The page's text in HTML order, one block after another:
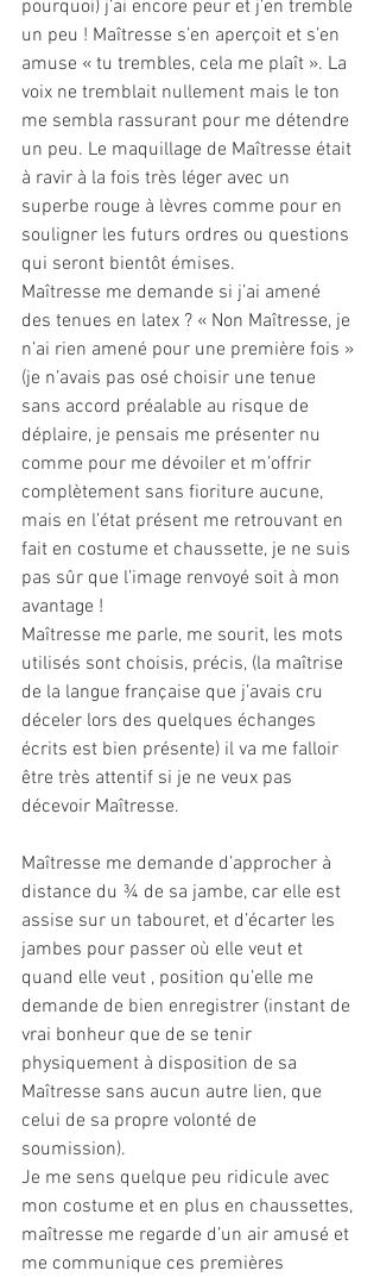
pourquoi) j’ai encore peur et j’en tremble
un peu ! Maîtresse s’en aperçoit et s’en
amuse « tu trembles, cela me plaît ». La
voix ne tremblait nullement mais le ton
me sembla rassurant pour me détendre
un peu. Le maquillage de Maîtresse était
à ravir à la fois très léger avec un
superbe rouge à lèvres comme pour en
souligner les futurs ordres ou questions
qui seront bientôt émises.
Maîtresse me demande si j’ai amené
des tenues en latex ? « Non Maîtresse, je
n’ai rien amené pour une première fois »
(je n’avais pas osé choisir une tenue
sans accord préalable au risque de
déplaire, je pensais me présenter nu
comme pour me dévoiler et m’offrir
complètement sans fioriture aucune,
mais en l’état présent me retrouvant en
fait en costume et chaussette, je ne suis
pas sûr que l’image renvoyé soit à mon
avantage !
Maîtresse me parle, me sourit, les mots
utilisés sont choisis, précis, (la maîtrise
de la langue française que j’avais cru
déceler lors des quelques échanges
écrits est bien présente) il va me falloir
être très attentif si je ne veux pas
décevoir Maîtresse.
Maîtresse me demande d’approcher à
distance du ¾ de sa jambe, car elle est
assise sur un tabouret, et d’écarter les
jambes pour passer où elle veut et
quand elle veut , position qu’elle me
demande de bien enregistrer (instant de
vrai bonheur que de se tenir
physiquement à disposition de sa
Maîtresse sans aucun autre lien, que
celui de sa propre volonté de
soumission).
Je me sens quelque peu ridicule avec
mon costume et en plus en chaussettes,
maîtresse me regarde d’un air amusé et
me communique ces premières